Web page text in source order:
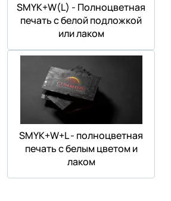
SMYK+W(L) - Полноцветная
печать с белой подложкой
или лаком
SMYK+W+L - полноцветная
печать с белым цветом и
лаком